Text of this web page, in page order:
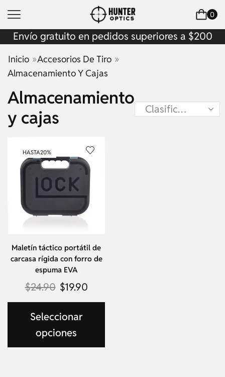
0
Envío gratuito en pedidos superiores a $200
Inicio »Accesorios De Tiro »
Almacenamiento Y Cajas
Almacenamiento
y cajas
HASTA20%
Maletín táctico portátil de
carcasa rígida con forro de
espuma EVA
$24.90 $19.90
Seleccionar
opciones